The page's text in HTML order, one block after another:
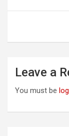
Leave a
You must be